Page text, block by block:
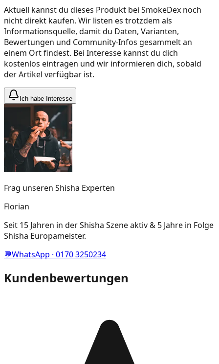
Aktuell kannst du dieses Produkt bei SmokeDex noch
nicht direkt kaufen. Wir listen es trotzdem als
Informationsquelle, damit du Daten, Varianten,
Bewertungen und Community-Infos gesammelt an
einem Ort findest. Bei Interesse kannst du dich
kostenlos eintragen und wir informieren dich, sobald
der Artikel verfügbar ist.
Ich habe Interesse
Frag unseren Shisha Experten
Florian
Seit 15 Jahren in der Shisha Szene aktiv & 5 Jahre in Folge
Shisha Europameister.
💬WhatsApp · 0170 3250234
Kundenbewertungen